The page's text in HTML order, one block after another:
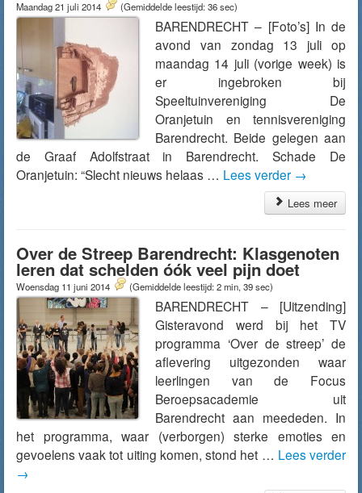
Maandag 21 juli 2014 (Gemiddelde leestijd: 36 sec)
BARENDRECHT – [Foto’s] In de
avond van zondag 13 juli op
maandag 14 juli (vorige week) is
er ingebroken bij
Speeltuinvereniging De
Oranjetuin en tennisvereniging
Barendrecht. Beide gelegen aan
de Graaf Adolfstraat in Barendrecht. Schade De
Oranjetuin: “Slecht nieuws helaas … Lees verder →
Lees meer
Over de Streep Barendrecht: Klasgenoten
leren dat schelden óók veel pijn doet
Woensdag 11 juni 2014 (Gemiddelde leestijd: 2 min, 39 sec)
BARENDRECHT – [Uitzending]
Gisteravond werd bij het TV
programma ‘Over de streep’ de
aflevering uitgezonden waar
leerlingen van de Focus
Beroepsacademie uit
Barendrecht aan meededen. In
het programma, waar (verborgen) sterke emoties en
gevoelens vaak tot uiting komen, stond het … Lees verder
→